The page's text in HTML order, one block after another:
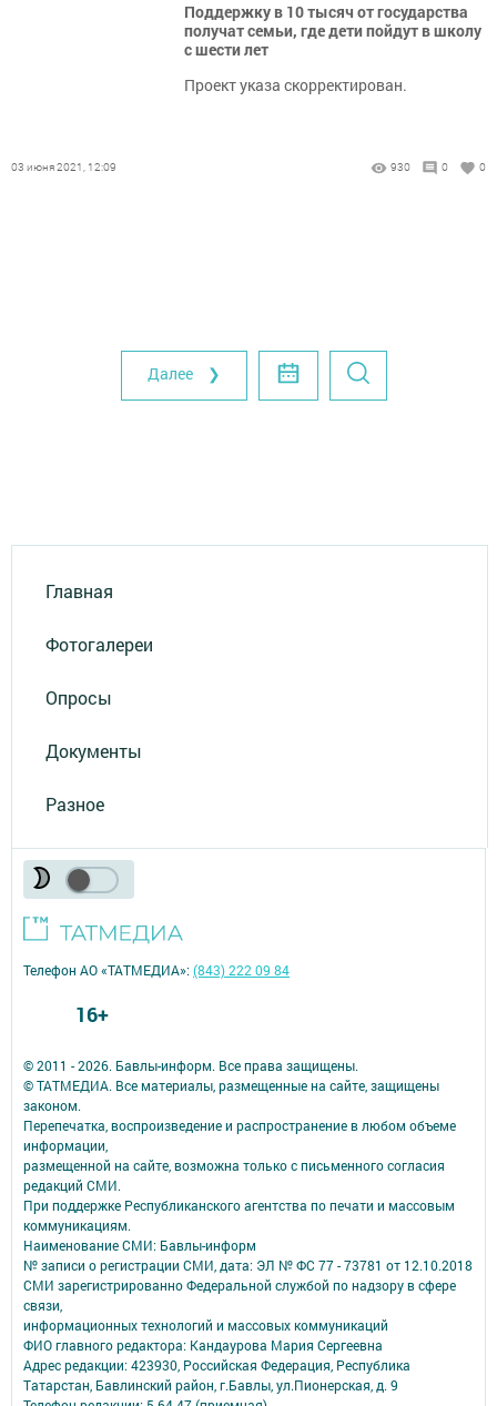
Поддержку в 10 тысяч от государства
получат семьи, где дети пойдут в школу
с шести лет
Проект указа скорректирован.
03 июня 2021, 12:09 930 0 0
Далее ❯
Главная
Фотогалереи
Опросы
Документы
Разное
© 2011 - 2026. Бавлы-информ. Все права защищены.
© ТАТМЕДИА. Все материалы, размещенные на сайте, защищены
законом.
Перепечатка, воспроизведение и распространение в любом объеме
информации,
размещенной на сайте, возможна только с письменного согласия
редакций СМИ.
При поддержке Республиканского агентства по печати и массовым
коммуникациям.
Наименование СМИ: Бавлы-информ
№ записи о регистрации СМИ, дата: ЭЛ № ФС 77 - 73781 от 12.10.2018
СМИ зарегистрированно Федеральной службой по надзору в сфере
связи,
информационных технологий и массовых коммуникаций
ФИО главного редактора: Кандаурова Мария Сергеевна
Адрес редакции: 423930, Российская Федерация, Республика
Татарстан, Бавлинский район, г.Бавлы, ул.Пионерская, д. 9
Телефон АО «ТАТМЕДИА»:(843) 222 09 84
16+